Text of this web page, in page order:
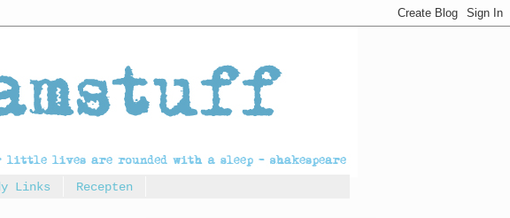
Links Recepten